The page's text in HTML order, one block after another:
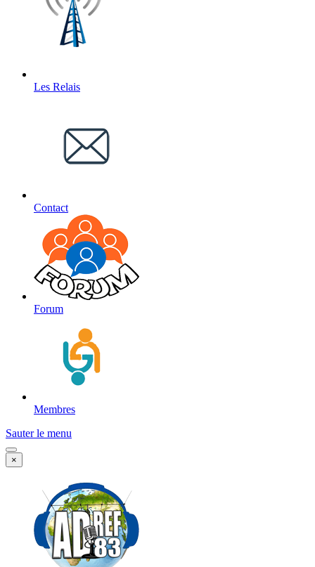
Les Relais
Contact
Forum
Membres
Sauter le menu
×